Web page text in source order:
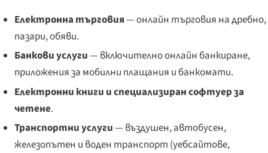
Електронна търговия— онлайн търговия на дребно,
пазари, обяви.
Банкови услуги— включително онлайн банкиране,
приложения за мобилни плащания и банкомати.
Електронни книги и специализиран софтуер за
четене.
Транспортни услуги— въздушен, автобусен,
железопътен и воден транспорт (уебсайтове,